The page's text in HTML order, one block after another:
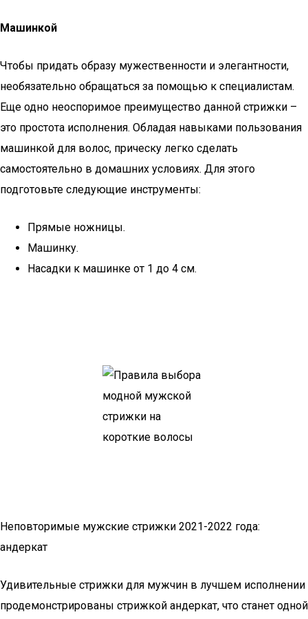
Машинкой
Чтобы придать образу мужественности и элегантности,
необязательно обращаться за помощью к специалистам.
Еще одно неоспоримое преимущество данной стрижки –
это простота исполнения. Обладая навыками пользования
машинкой для волос, прическу легко сделать
самостоятельно в домашних условиях. Для этого
подготовьте следующие инструменты:
Прямые ножницы.
Машинку.
Насадки к машинке от 1 до 4 см.
Неповторимые мужские стрижки 2021-2022 года:
андеркат
Удивительные стрижки для мужчин в лучшем исполнении
продемонстрированы стрижкой андеркат, что станет одной